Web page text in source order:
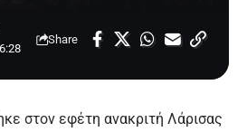
Share
στον εφέτη ανακριτή Λάρισας